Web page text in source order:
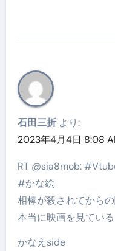
石田三折 より:
2023年4月4日 8:08
RT @sia8mob:
#かな絵
相棒が殺されてから
本当に映画を見てい
かなえside